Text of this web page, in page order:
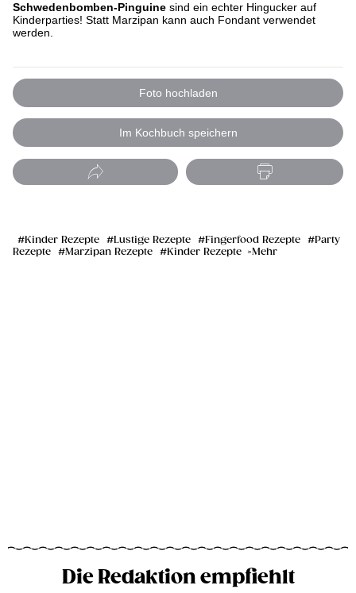
Schwedenbomben-Pinguine sind ein echter Hingucker auf
Kinderparties! Statt Marzipan kann auch Fondant verwendet
werden.
Foto hochladen
Im Kochbuch speichern
Kinder Rezepte Lustige Rezepte Fingerfood Rezepte
Party
Rezepte
Marzipan Rezepte Kinder Rezepte Mehr
Die Redaktion empfiehlt